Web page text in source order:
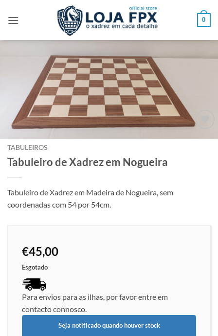
0
Adicionar
TABULEIROS
Tabuleiro de Xadrez em Nogueira
Tabuleiro de Xadrez em Madeira de Nogueira, sem
coordenadas com 54 por 54cm.
€45,00
Esgotado
Para envios para as ilhas, por favor entre em
contacto connosco.
Seja notificado quando houver stock